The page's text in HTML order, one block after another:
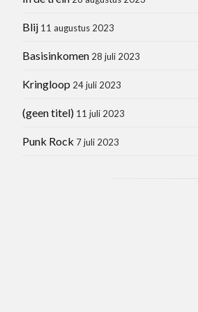
Blij 11 augustus 2023
Basisinkomen 28 juli 2023
Kringloop 24 juli 2023
(geen titel) 11 juli 2023
Punk Rock 7 juli 2023